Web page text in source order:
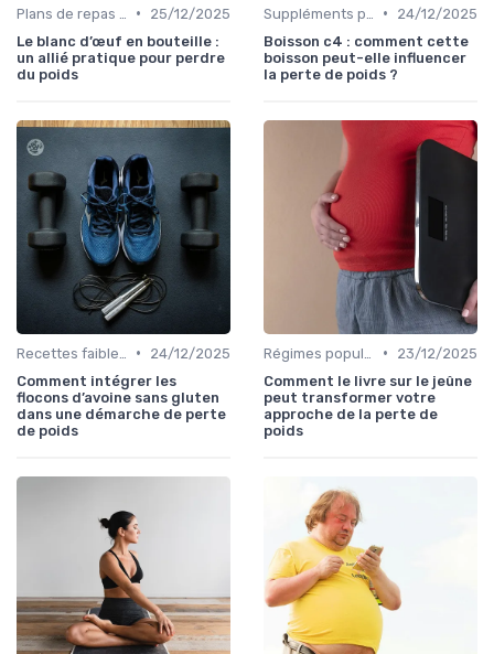
•
25/12/2025
Le blanc d’œuf en bouteille :
un allié pratique pour perdre
du poids
•
24/12/2025
Boisson c4 : comment cette
boisson peut-elle influencer
la perte de poids ?
•
24/12/2025
Comment intégrer les
flocons d’avoine sans gluten
dans une démarche de perte
de poids
•
23/12/2025
Comment le livre sur le jeûne
peut transformer votre
approche de la perte de
poids